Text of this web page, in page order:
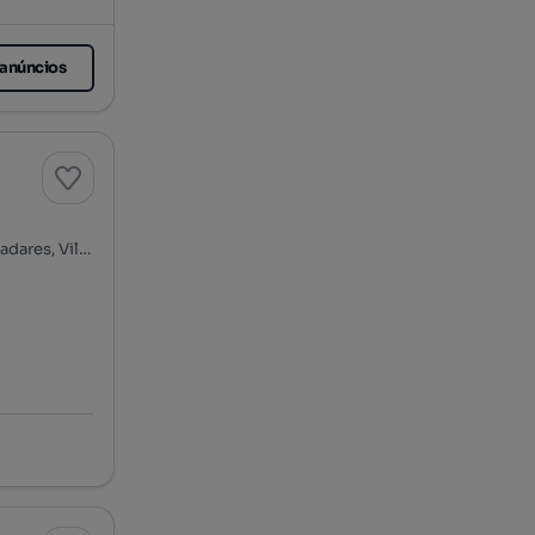
Rua de Belide - Valadares, Praia de Valadares, Gulpilhares e Valadares, Vila Nova de Gaia, Porto